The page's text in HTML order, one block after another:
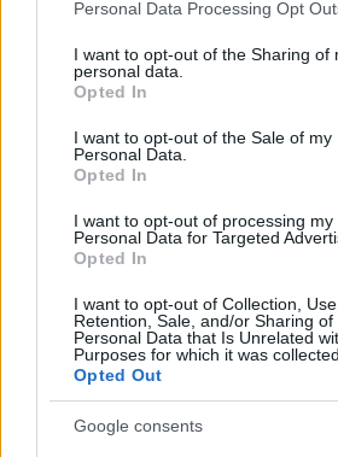
not limited to your visit or usage
grant or deny consent to Google and
use your data for below specified
consent section.
Personal Data Processing Opt
I want to opt-out of the Sharing of
personal data.
Opted In
I want to opt-out of the Sale of my
Personal Data.
Opted In
I want to opt-out of processing my
Personal Data for Targeted
Opted In
I want to opt-out of Collection, Use,
Retention, Sale, and/or Sharing of
Personal Data that Is Unrelated
Purposes for which it was collected.
Opted Out
Google consents